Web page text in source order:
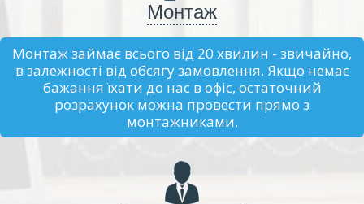
Монтаж
Монтаж займає всього від 20 хвилин - звичайно,
в залежності від обсягу замовлення. Якщо немає
бажання їхати до нас в офіс, остаточний
розрахунок можна провести прямо з
монтажниками.